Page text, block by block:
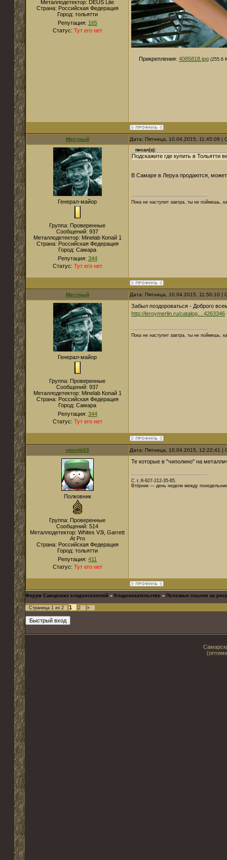
Металлодетектор: DEUS Lite
Страна: Российская Федерация
Город: тольятти
Репутация: 165
Статус: Тут его нет
Прикрепления: 4085818.jpg (255.6
Местный Дата: Пятница, 10.04.2015, 11:45:09
Генерал-майор
Группа: Проверенные
Сообщений: 937
Металлодетектор: Мinelab Копай 1
Страна: Российская Федерация
Город: Самара
Репутация: 344
Статус: Тут его нет
писал(а):
Подскажите где купить в Тольятти
В Самаре в Леруа продаются,
Пока не наступит завтра, ты не поймешь,
Местный Дата: Пятница, 10.04.2015, 11:50:10
Генерал-майор
Группа: Проверенные
Сообщений: 937
Металлодетектор: Мinelab Копай 1
Страна: Российская Федерация
Город: Самара
Репутация: 344
Статус: Тут его нет
Забыл поздороваться - Доброго
http://leroymerlin.ru/catalog....4263346
Пока не наступит завтра, ты не поймешь,
vtornik63 Дата: Пятница, 10.04.2015, 12:22:41
Полковник
Группа: Проверенные
Сообщений: 514
Металлодетектор: Whites V3i, Garrett
At Pro
Страна: Российская Федерация
Город: тольятти
Репутация: 411
Статус: Тут его нет
Те которые в "чиполино" на
С.т.:8-927-212-35-65.
Вто́рник — день недели между
Форум Самарских кладоискателей » Кладоискательство » Полезные ссылки на
Страница 1 из 2 1 2 »